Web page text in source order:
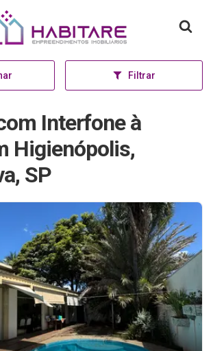
inicial
Filtrar
Interfone à
Higienópolis,
SP